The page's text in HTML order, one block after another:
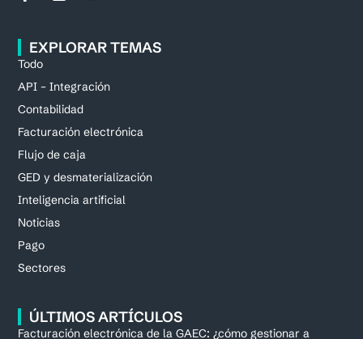
EXPLORAR TEMAS
Todo
API – Integración
Contabilidad
Facturación electrónica
Flujo de caja
GED y desmaterialización
Inteligencia artificial
Noticias
Pago
Sectores
ÚLTIMOS ARTÍCULOS
Facturación electrónica de la GAEC: ¿cómo gestionar a